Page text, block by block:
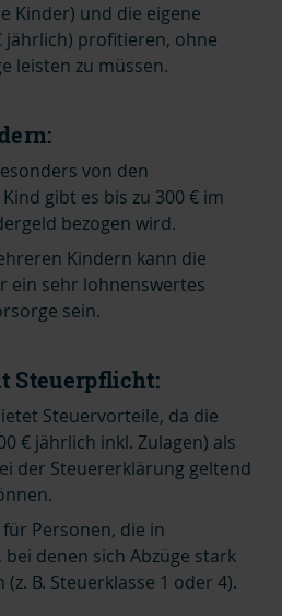
Kinder) und die eigene
jährlich) profitieren, ohne
leisten zu müssen.
von den
gibt es bis zu 300 € im
bezogen wird.
Kindern kann die
ein sehr lohnenswertes
sein.
Steuerpflicht:
Steuervorteile, da die
€ jährlich inkl. Zulagen) als
der Steuererklärung geltend
Personen, die in
denen sich Abzüge stark
B. Steuerklasse 1 oder 4).